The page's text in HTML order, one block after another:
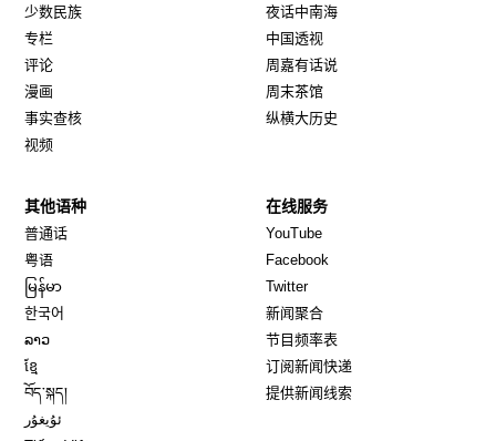
少数民族
专栏
评论
漫画
事实查核
视频
夜话中南海
中国透视
周嘉有话说
周末茶馆
纵横大历史
其他语种
普通话
粤语
မြန်မာ
한국어
ລາວ
ខ្មែ
བོད་སྐད།
ئۇيغۇر
在线服务
YouTube
Facebook
TwitterOpens in new window
新闻聚合
节目频率表
订阅新闻快递
提供新闻线索